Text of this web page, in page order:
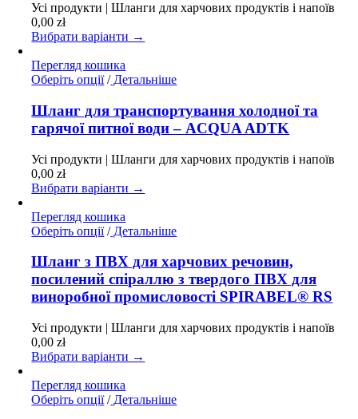
можна
на
товару
Усі продукти | Шланги для харчових продуктів і напоїв
0,00zł
Вибрати варіанти →
Перегляд кошика
Оберіть опції Цей
має
кілька
варіантів.
можна
на
товару
/Детальніше
Шланг для транспортування холодної та
гарячої питної води – ACQUA ADTK
Усі продукти | Шланги для харчових продуктів і напоїв
0,00zł
Вибрати варіанти →
Перегляд кошика
Оберіть опції Цей
має
кілька
варіантів.
Параметри
вибрати
сторінці
/Детальніше
Шланг з ПВХ для харчових речовин,
посилений спіраллю з твердого ПВХ для
виноробної промисловості SPIRABEL® RS
Усі продукти | Шланги для харчових продуктів і напоїв
0,00zł
Вибрати варіанти →
Перегляд кошика
Оберіть опції Цей
/Детальніше